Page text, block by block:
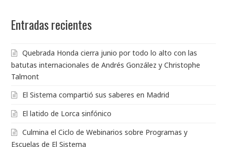
Entradas recientes
Quebrada Honda cierra junio por todo lo alto con las
batutas internacionales de Andrés González y Christophe
Talmont
El Sistema compartió sus saberes en Madrid
El latido de Lorca sinfónico
Culmina el Ciclo de Webinarios sobre Programas y
Escuelas de El Sistema